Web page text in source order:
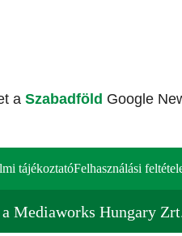
a Szabadföld Google
tájékoztatóFelhasználási
a Mediaworks Hungary